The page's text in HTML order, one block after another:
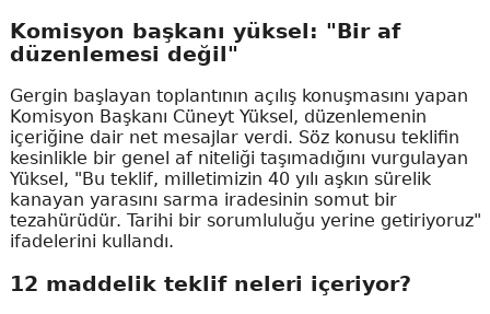
Komisyon başkanı yüksel: "Bir af
düzenlemesi değil"
Gergin başlayan toplantının açılış konuşmasını yapan
Komisyon Başkanı Cüneyt Yüksel, düzenlemenin
içeriğine dair net mesajlar verdi. Söz konusu teklifin
kesinlikle bir genel af niteliği taşımadığını vurgulayan
Yüksel, "Bu teklif, milletimizin 40 yılı aşkın sürelik
kanayan yarasını sarma iradesinin somut bir
tezahürüdür. Tarihi bir sorumluluğu yerine getiriyoruz"
ifadelerini kullandı.
12 maddelik teklif neleri içeriyor?